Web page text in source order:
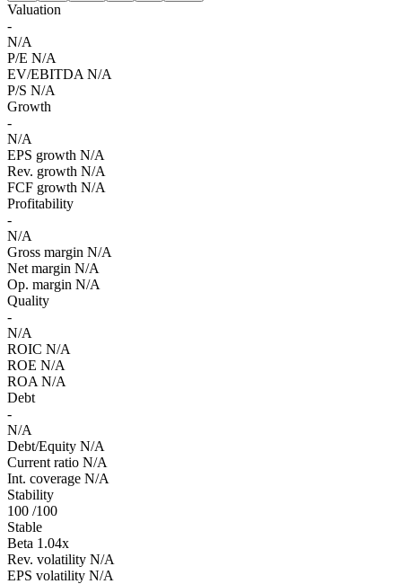
Valuation
-
N/A
P/E N/A
EV/EBITDA N/A
P/S N/A
Growth
-
N/A
EPS growth N/A
Rev. growth N/A
FCF growth N/A
Profitability
-
N/A
Gross margin N/A
Net margin N/A
Op. margin N/A
Quality
-
N/A
ROIC N/A
ROE N/A
ROA N/A
Debt
-
N/A
Debt/Equity N/A
Current ratio N/A
Int. coverage N/A
Stability
100 /100
Stable
Beta 1.04x
Rev. volatility N/A
EPS volatility N/A